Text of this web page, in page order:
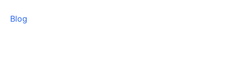
Blog